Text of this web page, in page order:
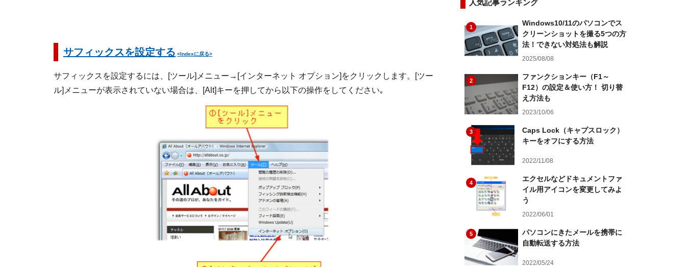
サフィックスを設定する <Indexに戻る>
サフィックスを設定するには、[ツール]メニュー→[インターネット オプション]をクリックします。[ツー
ル]メニューが表示されていない場合は、[Alt]キーを押してから以下の操作をしてください｡
人気記事ランキング
1
Windows10/11のパソコンでス
クリーンショットを撮る5つの方
法！できない対処法も解説
2025/08/08
2
ファンクションキー（F1～
F12）の設定＆使い方！ 切り替
え方法も
2023/10/06
3
Caps Lock（キャプスロック）
キーをオフにする方法
2022/11/08
4
エクセルなどドキュメントファ
イル用アイコンを変更してみよ
う
2022/06/01
5
パソコンにきたメールを携帯に
自動転送する方法
2022/05/24